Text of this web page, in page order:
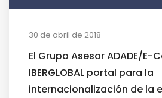
30 de abril de 2018
El Grupo Asesor ADADE/E-
IBERGLOBAL portal para la
internacionalización de la